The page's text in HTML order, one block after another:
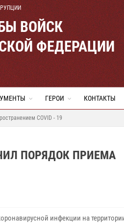
ВОЙСК
ФЕДЕРАЦИИ
ГЕРОИ КОНТАКТЫ
COVID - 19
ПОРЯДОК ПРИЕМА
инфекции на